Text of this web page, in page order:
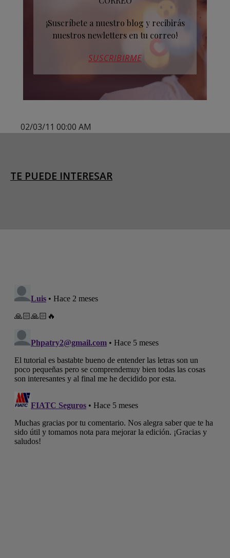
¡Suscríbete a nuestro blog y recibirás
nuestros newletters en tu correo!
SUSCRIBIRME
02/03/11 00:00 AM
TE PUEDE INTERESAR